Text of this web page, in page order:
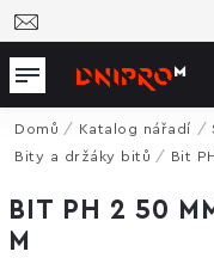
Domů / Katalog nářadí /
Bity a držáky bitů / Bit
BIT PH 2 50
M